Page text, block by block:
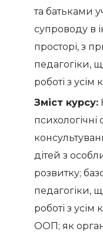
та батьками
супроводу в
просторі, з
педагогіки,
роботі з усім
Зміст курсу:
психологічні
дітей з
розвитку;
педагогіки,
роботі з усім
ООП; як